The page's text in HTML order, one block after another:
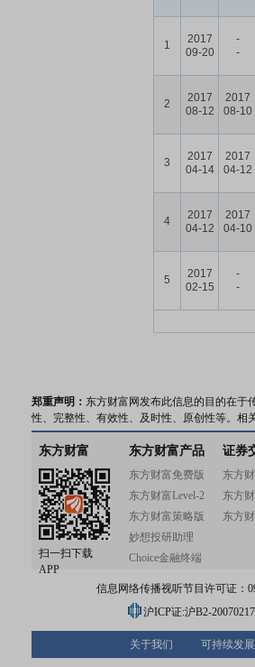
1
2017
09-20
-
-
2
2017
08-12
2017
08-10
3
2017
04-14
2017
04-12
4
2017
04-12
2017
04-10
5
2017
02-15
-
-
郑重声明： 东方财富网发布此信息的目的在于
性、完整性、有效性、及时性、原创性等。相
东方财富
扫一扫下载
APP
东方财富产品
东方财富免费版
东方财富Level-2
东方财富策略版
妙想投研助理
Choice金融终端
证券
东方
东方
东方
信息网络传播视听节目许可证：
沪ICP证:沪B2-20070217
关于我们 可持续发展